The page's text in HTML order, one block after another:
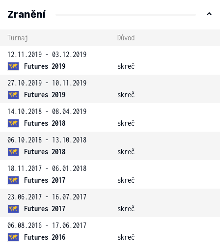
Zranění
Turnaj
Důvod
12.11.2019 - 03.12.2019
Futures 2019
skreč
27.10.2019 - 10.11.2019
Futures 2019
skreč
14.10.2018 - 08.04.2019
Futures 2018
skreč
06.10.2018 - 13.10.2018
Futures 2018
skreč
18.11.2017 - 06.01.2018
Futures 2017
skreč
23.06.2017 - 16.07.2017
Futures 2017
skreč
06.08.2016 - 17.06.2017
Futures 2016
skreč